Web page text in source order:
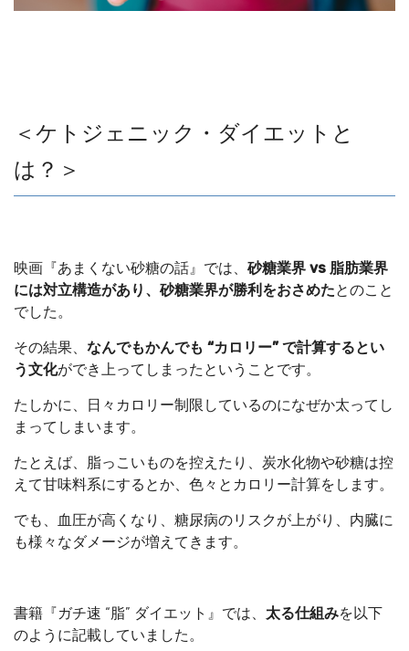
＜ケトジェニック・ダイエットと
は？＞
映画『あまくない砂糖の話』では、 砂糖業界 vs 脂肪業界
には対立構造があり、砂糖業界が勝利をおさめたとのこと
でした。
その結果、 なんでもかんでも “カロリー” で計算するとい
う文化ができ上ってしまったということです。
たしかに、日々カロリー制限しているのになぜか太ってし
まってしまいます。
たとえば、脂っこいものを控えたり、炭水化物や砂糖は控
えて甘味料系にするとか、色々とカロリー計算をします。
でも、血圧が高くなり、糖尿病のリスクが上がり、内臓に
も様々なダメージが増えてきます。
書籍『ガチ速 “脂” ダイエット』では、 太る仕組みを以下
のように記載していました。